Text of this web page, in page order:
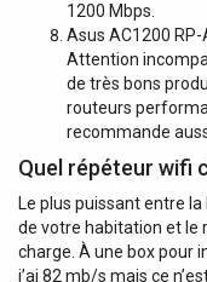
1200 Mbps.
Asus AC1200
Attention
de très bons
routeurs
recommande
Quel répéteur wifi
Le plus puissant entre
de votre habitation et le
charge. À une box pour
j’ai 82 mb/s mais ce